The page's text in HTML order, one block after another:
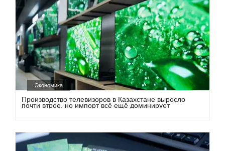
Экономика
Производство телевизоров в Казахстане выросло
почти втрое, но импорт всё ещё доминирует